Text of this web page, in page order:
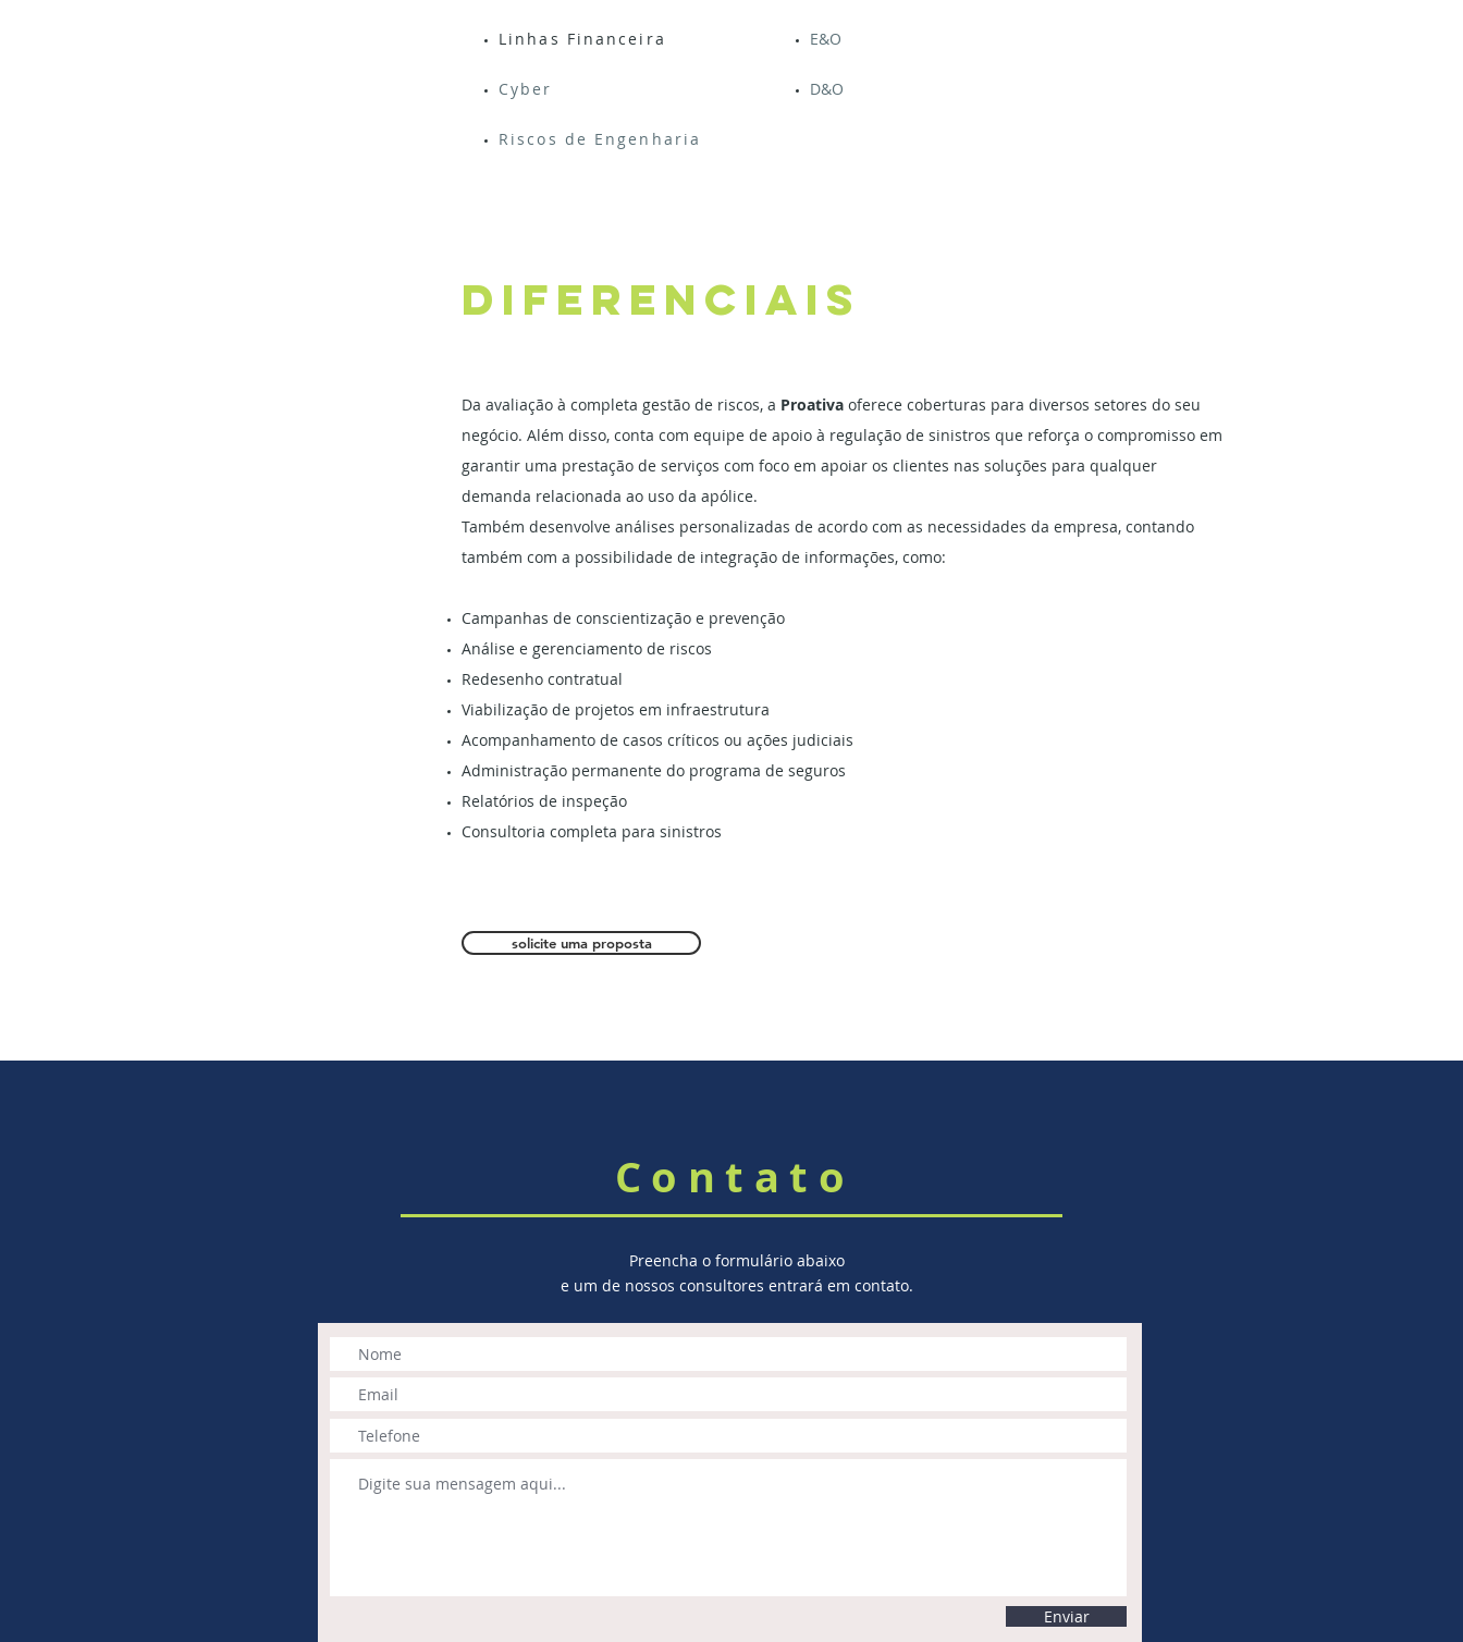
Linhas Financeira
Cyber
Riscos de Engenharia
E&O
D&O
Diferenciais
Da avaliação à completa gestão de riscos, a Proativa oferece coberturas para diversos setores do seu
negócio. Além disso, conta com equipe de apoio à regulação de sinistros que reforça o compromisso em
garantir uma prestação de serviços com foco em apoiar os clientes nas soluções para qualquer
demanda relacionada ao uso da apólice.
Também desenvolve análises personalizadas de acordo com as necessidades da empresa, contando
também com a possibilidade de integração de informações, como:
Campanhas de conscientização e prevenção
Análise e gerenciamento de riscos
Redesenho contratual
Viabilização de projetos em infraestrutura
Acompanhamento de casos críticos ou ações judiciais
Administração permanente do programa de seguros
Relatórios de inspeção
Consultoria completa para sinistros
solicite uma proposta
Contato
Preencha o formulário abaixo
e um de nossos consultores entrará em contato.
Enviar